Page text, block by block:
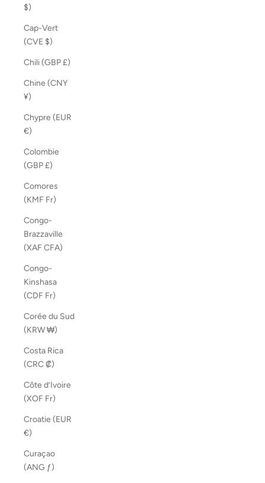
$)
Cap-Vert
(CVE $)
Chili (GBP £)
Chine (CNY
¥)
Chypre (EUR
€)
Colombie
(GBP £)
Comores
(KMF Fr)
Congo-
Brazzaville
(XAF CFA)
Congo-
Kinshasa
(CDF Fr)
Corée du Sud
(KRW ₩)
Costa Rica
(CRC ₡)
Côte d’Ivoire
(XOF Fr)
Croatie (EUR
€)
Curaçao
(ANG ƒ)